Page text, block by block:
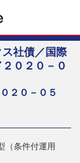
社債／国際
０２０－０
２０－０５
（条件付運用